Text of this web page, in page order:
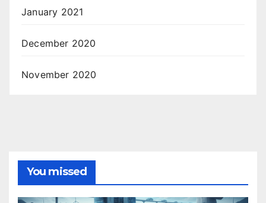
January 2021
December 2020
November 2020
You missed